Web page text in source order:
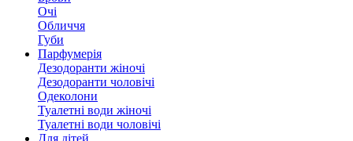
Очі
Обличчя
Губи
Парфумерія
Дезодоранти жіночі
Дезодоранти чоловічі
Одеколони
Туалетні води жіночі
Туалетні води чоловічі
Для дітей